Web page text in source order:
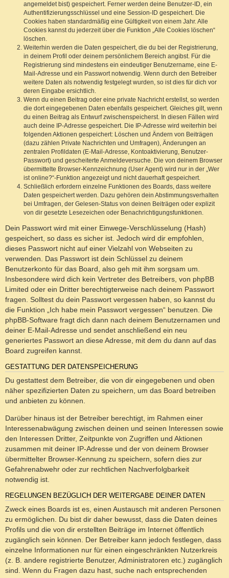
angemeldet bist) gespeichert. Ferner werden deine Benutzer-ID, ein
Authentifizierungsschlüssel und eine Session-ID gespeichert. Die
Cookies haben standardmäßig eine Gültigkeit von einem Jahr. Alle
Cookies kannst du jederzeit über die Funktion „Alle Cookies löschen“
löschen.
Weiterhin werden die Daten gespeichert, die du bei der Registrierung,
in deinem Profil oder deinem persönlichem Bereich angibst. Für die
Registrierung sind mindestens ein eindeutiger Benutzername, eine E-
Mail-Adresse und ein Passwort notwendig. Wenn durch den Betreiber
weitere Daten als notwendig festgelegt wurden, so ist dies für dich vor
deren Eingabe ersichtlich.
Wenn du einen Beitrag oder eine private Nachricht erstellst, so werden
die dort eingegebenen Daten ebenfalls gespeichert. Gleiches gilt, wenn
du einen Beitrag als Entwurf zwischenspeicherst. In diesen Fällen wird
auch deine IP-Adresse gespeichert. Die IP-Adresse wird weiterhin bei
folgenden Aktionen gespeichert: Löschen und Ändern von Beiträgen
(dazu zählen Private Nachrichten und Umfragen), Änderungen an
zentralen Profildaten (E-Mail-Adresse, Kontoaktivierung, Benutzer-
Passwort) und gescheiterte Anmeldeversuche. Die von deinem Browser
übermittelte Browser-Kennzeichnung (User Agent) wird nur in der „Wer
ist online?“-Funktion angezeigt und nicht dauerhaft gespeichert.
Schließlich erfordern einzelne Funktionen des Boards, dass weitere
Daten gespeichert werden. Dazu gehören dein Abstimmungsverhalten
bei Umfragen, der Gelesen-Status von deinen Beiträgen oder explizit
von dir gesetzte Lesezeichen oder Benachrichtigungsfunktionen.
Dein Passwort wird mit einer Einwege-Verschlüsselung (Hash)
gespeichert, so dass es sicher ist. Jedoch wird dir empfohlen,
dieses Passwort nicht auf einer Vielzahl von Webseiten zu
verwenden. Das Passwort ist dein Schlüssel zu deinem
Benutzerkonto für das Board, also geh mit ihm sorgsam um.
Insbesondere wird dich kein Vertreter des Betreibers, von phpBB
Limited oder ein Dritter berechtigterweise nach deinem Passwort
fragen. Solltest du dein Passwort vergessen haben, so kannst du
die Funktion „Ich habe mein Passwort vergessen“ benutzen. Die
phpBB-Software fragt dich dann nach deinem Benutzernamen und
deiner E-Mail-Adresse und sendet anschließend ein neu
generiertes Passwort an diese Adresse, mit dem du dann auf das
Board zugreifen kannst.
GESTATTUNG DER DATENSPEICHERUNG
Du gestattest dem Betreiber, die von dir eingegebenen und oben
näher spezifizierten Daten zu speichern, um das Board betreiben
und anbieten zu können.
Darüber hinaus ist der Betreiber berechtigt, im Rahmen einer
Interessenabwägung zwischen deinen und seinen Interessen sowie
den Interessen Dritter, Zeitpunkte von Zugriffen und Aktionen
zusammen mit deiner IP-Adresse und der von deinem Browser
übermittelter Browser-Kennung zu speichern, sofern dies zur
Gefahrenabwehr oder zur rechtlichen Nachverfolgbarkeit
notwendig ist.
REGELUNGEN BEZÜGLICH DER WEITERGABE DEINER DATEN
Zweck eines Boards ist es, einen Austausch mit anderen Personen
zu ermöglichen. Du bist dir daher bewusst, dass die Daten deines
Profils und die von dir erstellten Beiträge im Internet öffentlich
zugänglich sein können. Der Betreiber kann jedoch festlegen, dass
einzelne Informationen nur für einen eingeschränkten Nutzerkreis
(z. B. andere registrierte Benutzer, Administratoren etc.) zugänglich
sind. Wenn du Fragen dazu hast, suche nach entsprechenden